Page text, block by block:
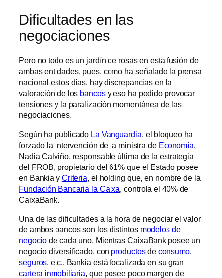
Dificultades en las
negociaciones
Pero no todo es un jardín de rosas en esta fusión de
ambas entidades, pues, como ha señalado la prensa
nacional estos días, hay discrepancias en la
valoración de los bancosy eso ha podido provocar
tensiones y la paralización momentánea de las
negociaciones.
Según ha publicado La Vanguardia , el bloqueo ha
forzado la intervención de la ministra de Economía
Nadia Calviño, responsable última de la estrategia
del FROB, propietario del 61% que el Estado posee
en Bankia y Criteria , el holding que, en nombre de la
Fundación Bancaria la Caixa , controla el 40% de
CaixaBank.
Una de las dificultades a la hora de negociar el valor
de ambos bancos son los distintos modelos de
negocio de cada uno. Mientras CaixaBank posee un
negocio diversificado, con productosdeconsumo,
seguros, etc., Bankia está focalizada en su gran
cartera inmobiliaria, que posee poco margen de